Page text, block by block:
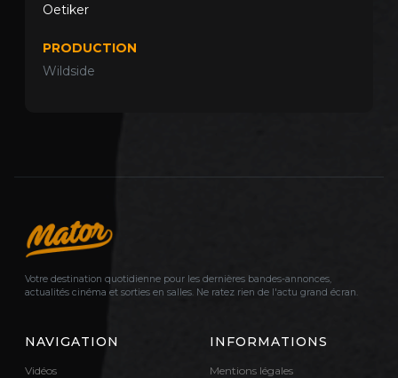
Oetiker
PRODUCTION
Wildside
Votre destination quotidienne pour les dernières bandes-annonces,
actualités cinéma et sorties en salles. Ne ratez rien de l'actu grand écran.
NAVIGATION
Vidéos
INFORMATIONS
Mentions légales